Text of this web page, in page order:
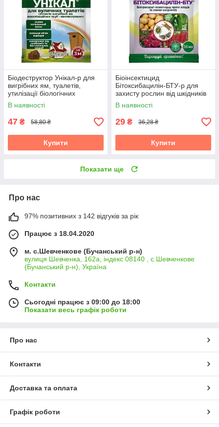
Біодеструктор Унікал-р для
вигрібних ям, туалетів,
утилізації біологічних
відходів, 35 мл, БТУ-Центр
В наявності
47 ₴ 58,80 ₴
Купити
Біоінсектицид
Бітоксибацилін-БТУ-р для
захисту рослин від шкідників
(жуків, кліщів), 35 мл, БТУ-
Центр
В наявності
29 ₴ 36,28 ₴
Купити
Показати ще
Про нас
97% позитивних з 142 відгуків за рік
Працює з 18.04.2020
м. с.Шевченкове (Бучанський р-н)
вулиця Шевченка, 162а, індекс 08140 , с.Шевченкове
(Бучанський р-н), Україна
Контакти
Сьогодні працює з 09:00 до 18:00
Показати весь графік роботи
Про нас
Контакти
Доставка та оплата
Графік роботи